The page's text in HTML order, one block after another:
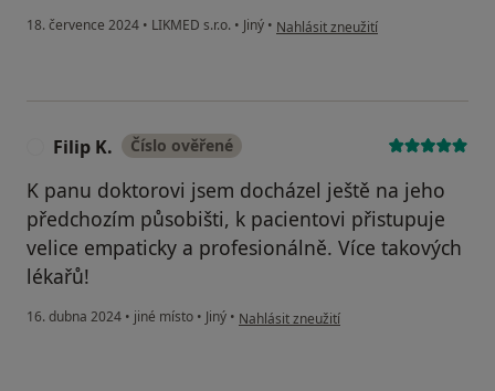
18. července 2024 • LIKMED s.r.o. • Jiný • podle názoru uživatele Váš účet
Nahlásit zneužití
Filip K. Číslo ověřené
K panu doktorovi jsem docházel ještě na jeho
předchozím působišti, k pacientovi přistupuje
velice empaticky a profesionálně. Více takových
lékařů!
16. dubna 2024 • jiné místo • Jiný • podle názoru uživatele Filip K.
Nahlásit zneužití